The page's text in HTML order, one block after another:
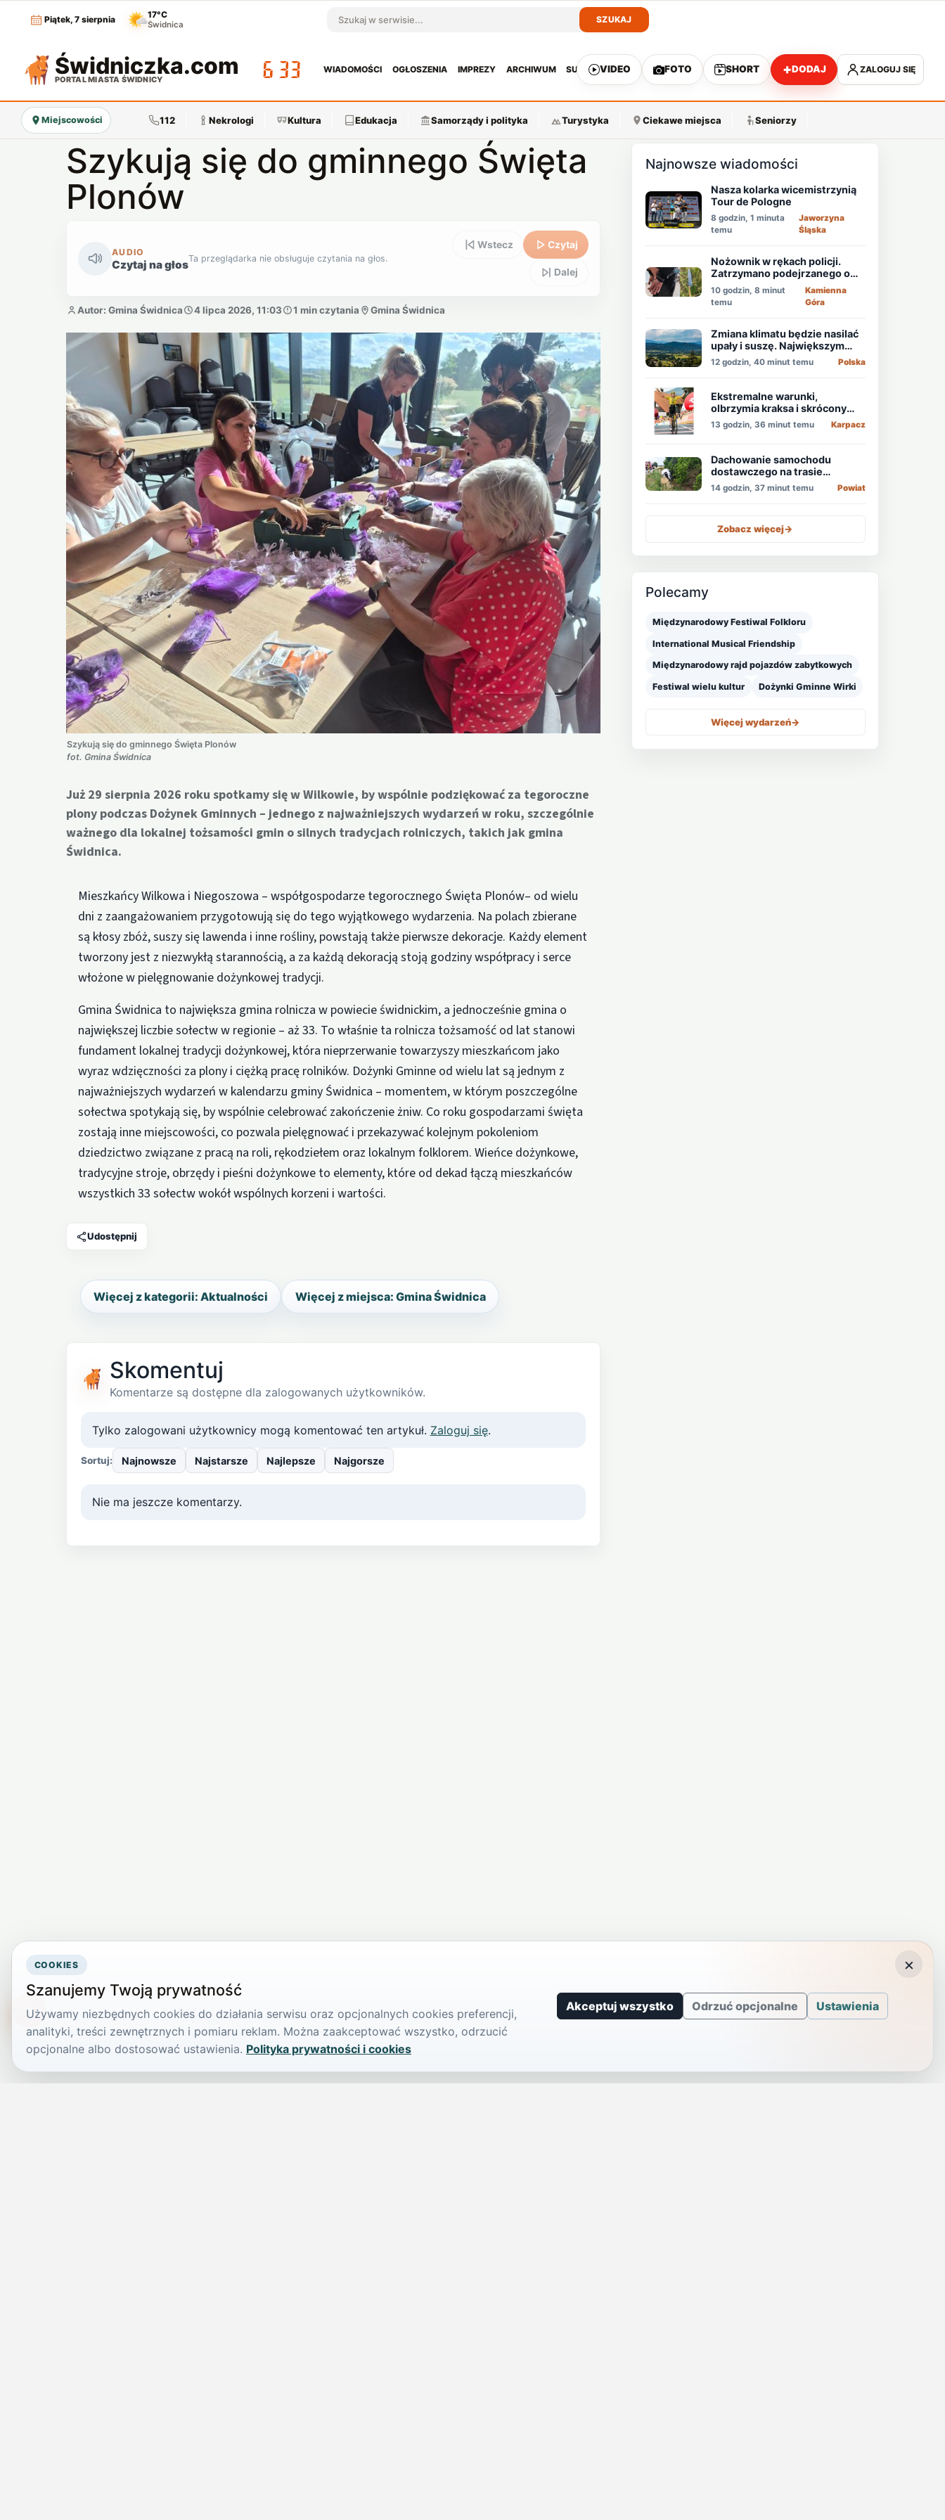
Piątek, 7 sierpnia
17°C
Świdnica Szukaj w serwisie
SZUKAJ
Świdniczka.com
PORTAL MIASTA ŚWIDNICY 06:33
WIADOMOŚCI OGŁOSZENIA IMPREZY ARCHIWUM SUBSKRYPCJA
VIDEO FOTO SHORT +DODAJ ZALOGUJ SIĘ
Miejscowości 112 Nekrologi Kultura Edukacja Samorządy i polityka Turystyka Ciekawe miejsca Seniorzy
Szykują się do gminnego Święta
Plonów
AUDIO
Czytaj na głosTa przeglądarka nie obsługuje czytania na głos.
Wstecz Czytaj
Dalej
Autor: Gmina Świdnica 4 lipca 2026, 11:03 1 min czytania Gmina Świdnica
Szykują się do gminnego Święta Plonów
fot. Gmina Świdnica
Już 29 sierpnia 2026 roku spotkamy się w Wilkowie, by wspólnie podziękować za tegoroczne
plony podczas Dożynek Gminnych – jednego z najważniejszych wydarzeń w roku, szczególnie
ważnego dla lokalnej tożsamości gmin o silnych tradycjach rolniczych, takich jak gmina
Świdnica.
Mieszkańcy Wilkowa i Niegoszowa – współgospodarze tegorocznego Święta Plonów– od wielu
dni z zaangażowaniem przygotowują się do tego wyjątkowego wydarzenia. Na polach zbierane
są kłosy zbóż, suszy się lawenda i inne rośliny, powstają także pierwsze dekoracje. Każdy element
tworzony jest z niezwykłą starannością, a za każdą dekoracją stoją godziny współpracy i serce
włożone w pielęgnowanie dożynkowej tradycji.
Gmina Świdnica to największa gmina rolnicza w powiecie świdnickim, a jednocześnie gmina o
największej liczbie sołectw w regionie – aż 33. To właśnie ta rolnicza tożsamość od lat stanowi
fundament lokalnej tradycji dożynkowej, która nieprzerwanie towarzyszy mieszkańcom jako
wyraz wdzięczności za plony i ciężką pracę rolników. Dożynki Gminne od wielu lat są jednym z
najważniejszych wydarzeń w kalendarzu gminy Świdnica – momentem, w którym poszczególne
sołectwa spotykają się, by wspólnie celebrować zakończenie żniw. Co roku gospodarzami święta
zostają inne miejscowości, co pozwala pielęgnować i przekazywać kolejnym pokoleniom
dziedzictwo związane z pracą na roli, rękodziełem oraz lokalnym folklorem. Wieńce dożynkowe,
tradycyjne stroje, obrzędy i pieśni dożynkowe to elementy, które od dekad łączą mieszkańców
wszystkich 33 sołectw wokół wspólnych korzeni i wartości.
Udostępnij
Więcej z kategorii: Aktualności Więcej z miejsca: Gmina Świdnica
Skomentuj
Komentarze są dostępne dla zalogowanych użytkowników.
Tylko zalogowani użytkownicy mogą komentować ten artykuł. Zaloguj się.
Sortuj: Najnowsze Najstarsze Najlepsze Najgorsze
Nie ma jeszcze komentarzy.
Najnowsze wiadomości
Nasza kolarka wicemistrzynią
Tour de Pologne
8 godzin, 1 minuta
temu
Jaworzyna
Śląska
Nożownik w rękach policji.
Zatrzymano podejrzanego o
usiłowanie zabójstwa!
10 godzin, 8 minut
temu
Kamienna
Góra
Zmiana klimatu będzie nasilać
upały i suszę. Największym
zagrożeniem jest niedobór
wody
12 godzin, 40 minut temu Polska
Ekstremalne warunki,
olbrzymia kraksa i skrócony
etap, który padł łupem
Holendra!
13 godzin, 36 minut temu Karpacz
Dachowanie samochodu
dostawczego na trasie
Świdnica - Wrocław
14 godzin, 37 minut temu Powiat
Zobacz więcej->
Polecamy
Międzynarodowy Festiwal Folkloru
International Musical Friendship
Międzynarodowy rajd pojazdów zabytkowych
Festiwal wielu kultur Dożynki Gminne Wirki
Więcej wydarzeń->
COOKIES
Szanujemy Twoją prywatność
Używamy niezbędnych cookies do działania serwisu oraz opcjonalnych cookies preferencji,
analityki, treści zewnętrznych i pomiaru reklam. Można zaakceptować wszystko, odrzucić
opcjonalne albo dostosować ustawienia. Polityka prywatności i cookies
Akceptuj wszystko Odrzuć opcjonalne Ustawienia
×
TikTokowa Jelonka